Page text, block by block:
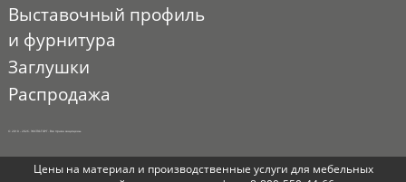
Выставочный профиль
и фурнитура
Заглушки
Распродажа
© 2010 - 2026. ЭКСПО-ТОРГ. Все права защищены.
Цены на материал и производственные услуги для мебельных